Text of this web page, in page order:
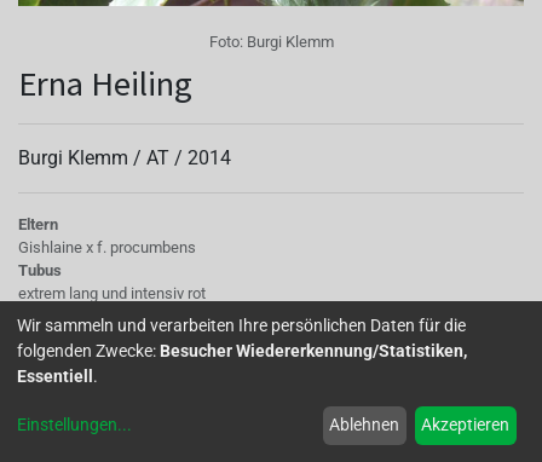
Foto: Burgi Klemm
Erna Heiling
Burgi Klemm / AT / 2014
Eltern
Gishlaine x f. procumbens
Tubus
extrem lang und intensiv rot
Sepalen
lang und ebenso rot
Korolle/Petalen
Blütenkrone sehr kurz, aber dicht gefüllt und rot
dunkelrot
Wir sammeln und verarbeiten Ihre persönlichen Daten für die
folgenden Zwecke: Besucher Wiedererkennung/Statistiken,
Essentiell .
Einstellungen... Ablehnen Akzeptieren